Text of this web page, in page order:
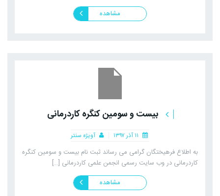
مشاهده
بیست و سومین کنگره کاردرمانی
آویژه سنتر
به اطلاع فرهیختگان گرامی می رساند ثبت نام بیست و سومین کنگره
کاردرمانی در وب سایت رسمی انجمن علمی کاردرمانی […]
مشاهده